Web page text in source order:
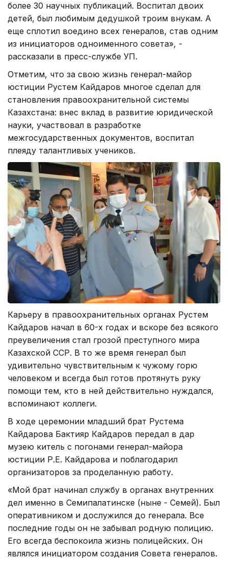
более 30 научных публикаций. Воспитал двоих
детей, был любимым дедушкой троим внукам. А
еще сплотил воедино всех генералов, став одним
из инициаторов одноименного совета», -
рассказали в пресс-службе УП.
Отметим, что за свою жизнь генерал-майор
юстиции Рустем Кайдаров многое сделал для
становления правоохранительной системы
Казахстана: внес вклад в развитие юридической
науки, участвовал в разработке
межгосударственных документов, воспитал
плеяду талантливых учеников.
Карьеру в правоохранительных органах Рустем
Кайдаров начал в 60-х годах и вскоре без всякого
преувеличения стал грозой преступного мира
Казахской ССР. В то же время генерал был
удивительно чувствительным к чужому горю
человеком и всегда был готов протянуть руку
помощи тем, кто в ней действительно нуждался,
вспоминают коллеги.
В ходе церемонии младший брат Рустема
Кайдарова Бактияр Кайдаров передал в дар
музею китель с погонами генерал-майора
юстиции Р.Е. Кайдарова и поблагодарил
организаторов за проделанную работу.
«Мой брат начинал службу в органах внутренних
дел именно в Семипалатинске (ныне - Семей). Был
оперативником и дослужился до генерала. Все
последние годы он не забывал родную полицию.
Его всегда беспокоила жизнь полицейских. Он
являлся инициатором создания Совета генералов.